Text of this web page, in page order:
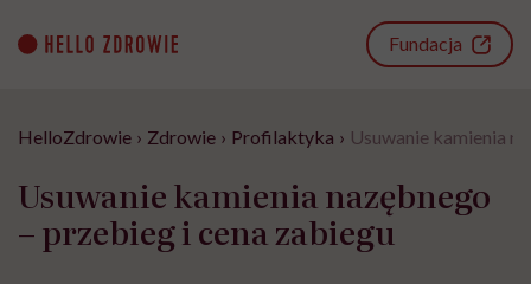
content
Fundacja
HelloZdrowie › Zdrowie › Profilaktyka › Usuwanie kamienia
Usuwanie kamienia nazębnego
– przebieg i cena zabiegu